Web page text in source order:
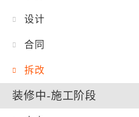
设计
合同
拆改
装修中-施工阶段